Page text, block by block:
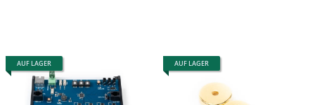
AUF LAGER AUF LAGER